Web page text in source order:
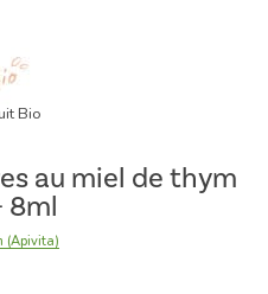
Bio
au miel de thym
8ml
(Apivita)